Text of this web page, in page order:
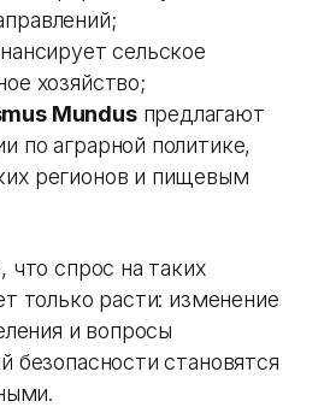
сельское
хозяйство;
Mundusпредлагают
по аграрной политике,
регионов и пищевым
спрос на таких
только расти: изменение
и вопросы
безопасности становятся